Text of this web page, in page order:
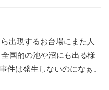
出現するお台場にまた人
国的の池や沼にも出る様
件は発生しないのになぁ。